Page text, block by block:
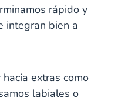
rápido y
integran bien a
extras como
labiales o